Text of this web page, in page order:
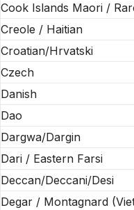
Cook Islands Maori /
Creole / Haitian
Croatian/Hrvatski
Czech
Danish
Dao
Dargwa/Dargin
Dari / Eastern Farsi
Deccan/Deccani/Desi
Degar / Montagnard